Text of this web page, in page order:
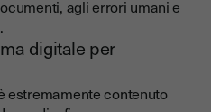
agli errori umani e
digitale per
estremamente contenuto